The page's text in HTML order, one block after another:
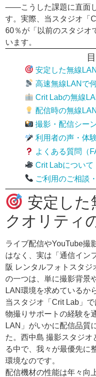
——こうした課題に直面
す。実際、当スタジオ「
60％が「以前のスタジオ
います。
安定した無線
高速無線LANで
Crit Labの無線
配信時の無線
撮影・配信シー
利用者の声・体
よくある質問（
Crit Labについて
ご利用のご相談
安定した
クオリティ
ライブ配信やYouTube撮
はなく、実は「通信イン
阪 レンタルフォトスタ
の一つは、単に撮影背景
LAN環境を求めているか
当スタジオ「Crit Lab」
物撮りサポートの経験を
LAN」がいかに配信品質
た。西中島 撮影スタジ
る中で、我々が最優先に
環境なのです。
配信機材の性能は年々向